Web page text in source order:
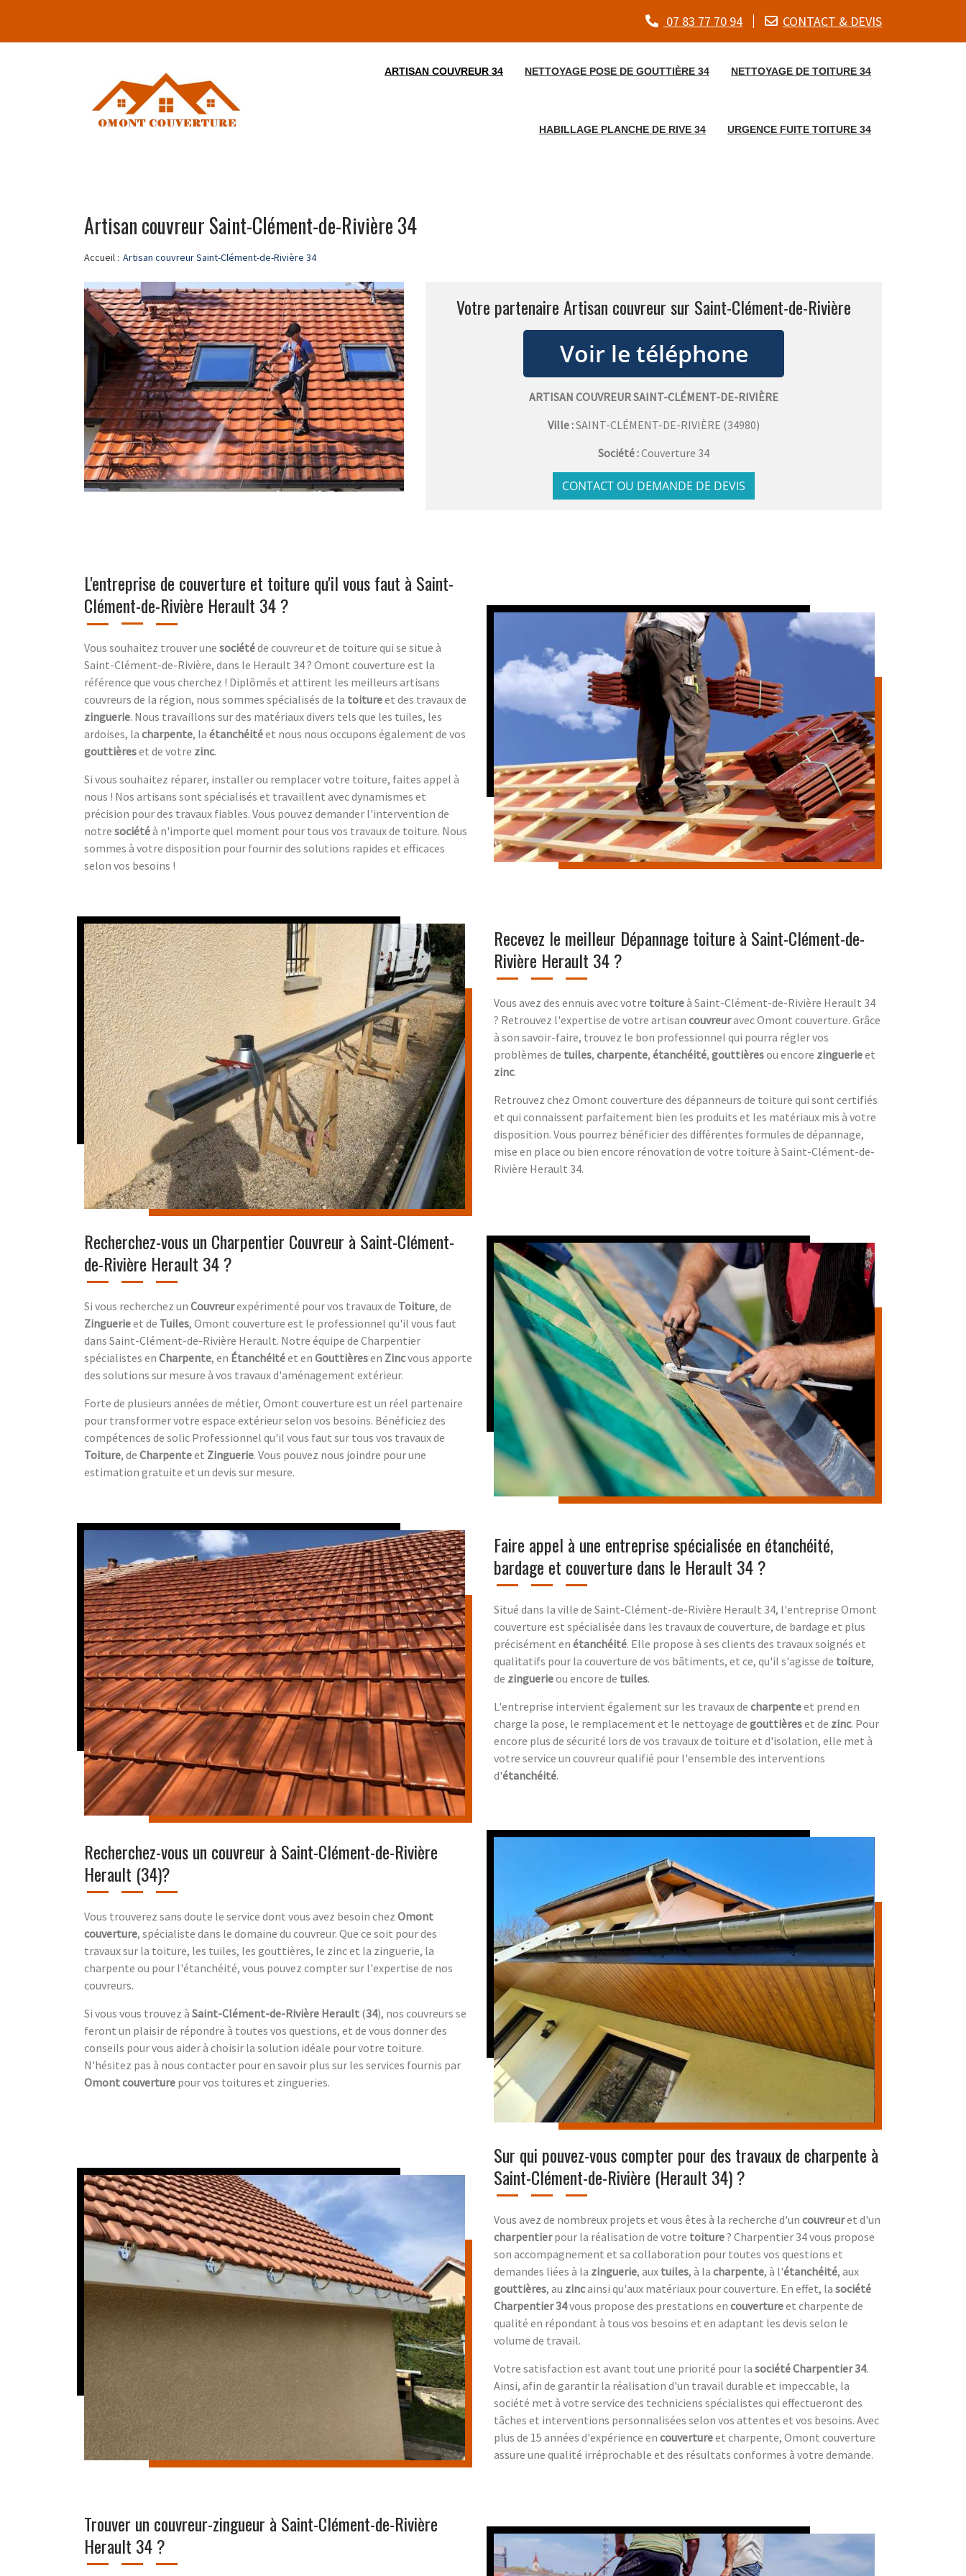
07 83 77 70 94 CONTACT & DEVIS
ARTISAN COUVREUR 34 NETTOYAGE POSE DE GOUTTIÈRE 34 NETTOYAGE DE TOITURE 34
HABILLAGE PLANCHE DE RIVE 34 URGENCE FUITE TOITURE 34
Artisan couvreur Saint-Clément-de-Rivière 34
Accueil : Artisan couvreur Saint-Clément-de-Rivière 34
Votre partenaire Artisan couvreur sur Saint-Clément-de-Rivière
ARTISAN COUVREUR SAINT-CLÉMENT-DE-RIVIÈRE
Ville :SAINT-CLÉMENT-DE-RIVIÈRE (34980)
Société :Couverture 34
CONTACT OU DEMANDE DE DEVIS
L'entreprise de couverture et toiture qu'il vous faut à Saint-
Clément-de-Rivière Herault 34 ?
Vous souhaitez trouver une sociétéde couvreur et de toiture qui se situe à
Saint-Clément-de-Rivière, dans le Herault 34 ? Omont couverture est la
référence que vous cherchez ! Diplômés et attirent les meilleurs artisans
couvreurs de la région, nous sommes spécialisés de la toitureet des travaux de
zinguerie. Nous travaillons sur des matériaux divers tels que les tuiles, les
ardoises, la charpente, la étanchéitéet nous nous occupons également de vos
gouttièreset de votre zinc.
Si vous souhaitez réparer, installer ou remplacer votre toiture, faites appel à
nous ! Nos artisans sont spécialisés et travaillent avec dynamismes et
précision pour des travaux fiables. Vous pouvez demander l'intervention de
notre sociétéà n'importe quel moment pour tous vos travaux de toiture. Nous
sommes à votre disposition pour fournir des solutions rapides et efficaces
selon vos besoins !
Recevez le meilleur Dépannage toiture à Saint-Clément-de-
Rivière Herault 34 ?
Vous avez des ennuis avec votre toitureà Saint-Clément-de-Rivière Herault 34
? Retrouvez l'expertise de votre artisan couvreuravec Omont couverture. Grâce
à son savoir-faire, trouvez le bon professionnel qui pourra régler vos
problèmes de tuiles, charpente, étanchéité, gouttièresou encore zinguerieet
zinc.
Retrouvez chez Omont couverture des dépanneurs de toiture qui sont certifiés
et qui connaissent parfaitement bien les produits et les matériaux mis à votre
disposition. Vous pourrez bénéficier des différentes formules de dépannage,
mise en place ou bien encore rénovation de votre toiture à Saint-Clément-de-
Rivière Herault 34.
Recherchez-vous un Charpentier Couvreur à Saint-Clément-
de-Rivière Herault 34 ?
Si vous recherchez un Couvreurexpérimenté pour vos travaux de Toiture, de
Zinguerieet de Tuiles, Omont couverture est le professionnel qu'il vous faut
dans Saint-Clément-de-Rivière Herault. Notre équipe de Charpentier
spécialistes en Charpente, en Étanchéitéet en Gouttièresen Zincvous apporte
des solutions sur mesure à vos travaux d'aménagement extérieur.
Forte de plusieurs années de métier, Omont couverture est un réel partenaire
pour transformer votre espace extérieur selon vos besoins. Bénéficiez des
compétences de solic Professionnel qu'il vous faut sur tous vos travaux de
Toiture, de Charpenteet Zinguerie. Vous pouvez nous joindre pour une
estimation gratuite et un devis sur mesure.
Faire appel à une entreprise spécialisée en étanchéité,
bardage et couverture dans le Herault 34 ?
Situé dans la ville de Saint-Clément-de-Rivière Herault 34, l'entreprise Omont
couverture est spécialisée dans les travaux de couverture, de bardage et plus
précisément en étanchéité. Elle propose à ses clients des travaux soignés et
qualitatifs pour la couverture de vos bâtiments, et ce, qu'il s'agisse de toiture,
de zinguerieou encore de tuiles.
L'entreprise intervient également sur les travaux de charpenteet prend en
charge la pose, le remplacement et le nettoyage de gouttièreset de zinc. Pour
encore plus de sécurité lors de vos travaux de toiture et d'isolation, elle met à
votre service un couvreur qualifié pour l'ensemble des interventions
d'étanchéité.
Recherchez-vous un couvreur à Saint-Clément-de-Rivière
Herault (34)?
Vous trouverez sans doute le service dont vous avez besoin chez Omont
couverture, spécialiste dans le domaine du couvreur. Que ce soit pour des
travaux sur la toiture, les tuiles, les gouttières, le zinc et la zinguerie, la
charpente ou pour l'étanchéité, vous pouvez compter sur l'expertise de nos
couvreurs.
Si vous vous trouvez à Saint-Clément-de-Rivière Herault (34), nos couvreurs se
feront un plaisir de répondre à toutes vos questions, et de vous donner des
conseils pour vous aider à choisir la solution idéale pour votre toiture.
N'hésitez pas à nous contacter pour en savoir plus sur les services fournis par
Omont couverture pour vos toitures et zingueries.
Sur qui pouvez-vous compter pour des travaux de charpente à
Saint-Clément-de-Rivière (Herault 34) ?
Vous avez de nombreux projets et vous êtes à la recherche d'un couvreuret d'un
charpentierpour la réalisation de votre toiture? Charpentier 34 vous propose
son accompagnement et sa collaboration pour toutes vos questions et
demandes liées à la zinguerie, aux tuiles, à la charpente, à l'étanchéité, aux
gouttières, au zincainsi qu'aux matériaux pour couverture. En effet, la société
Charpentier 34vous propose des prestations en couvertureet charpente de
qualité en répondant à tous vos besoins et en adaptant les devis selon le
volume de travail.
Votre satisfaction est avant tout une priorité pour la société Charpentier 34.
Ainsi, afin de garantir la réalisation d'un travail durable et impeccable, la
société met à votre service des techniciens spécialistes qui effectueront des
tâches et interventions personnalisées selon vos attentes et vos besoins. Avec
plus de 15 années d'expérience en couvertureet charpente, Omont couverture
assure une qualité irréprochable et des résultats conformes à votre demande.
Trouver un couvreur-zingueur à Saint-Clément-de-Rivière
Herault 34 ?